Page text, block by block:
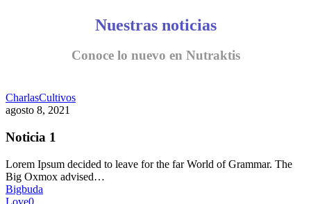
Nuestras noticias
Conoce lo nuevo en Nutraktis
CharlasCultivos
agosto 8, 2021
Noticia 1
Lorem Ipsum decided to leave for the far World of Grammar. The
Big Oxmox advised…
Bigbuda
Love0